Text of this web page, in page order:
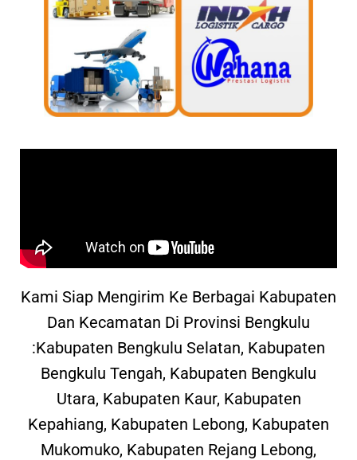
Kami Siap Mengirim Ke Berbagai Kabupaten
Dan Kecamatan Di Provinsi Bengkulu
:Kabupaten Bengkulu Selatan, Kabupaten
Bengkulu Tengah, Kabupaten Bengkulu
Utara, Kabupaten Kaur, Kabupaten
Kepahiang, Kabupaten Lebong, Kabupaten
Mukomuko, Kabupaten Rejang Lebong,